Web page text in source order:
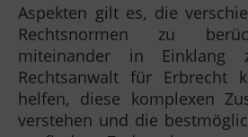
Aspekten gilt es, die
Rechtsnormen zu
miteinander in Einklang
Rechtsanwalt für Erbrecht
helfen, diese komplexen
verstehen und die